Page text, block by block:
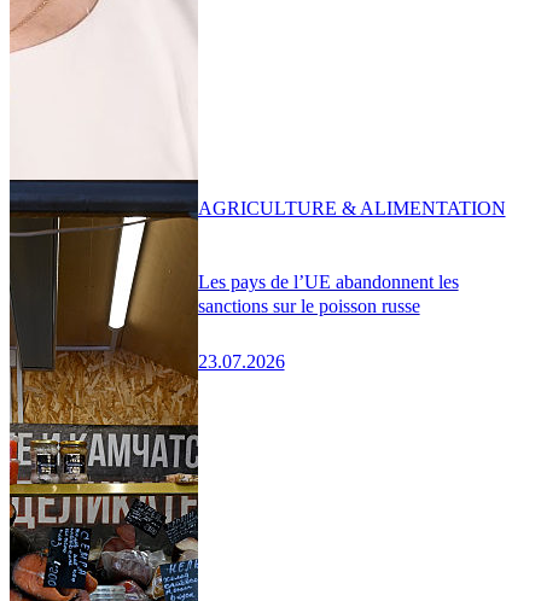
Les pays de l’UE abandonnent les
sanctions sur le poisson russe
23.07.2026
AGRICULTURE & ALIMENTATION